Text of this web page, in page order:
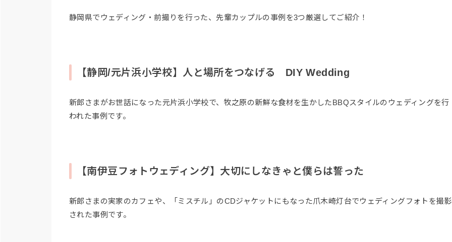
静岡県でウェディング・前撮りを行った、先輩カップルの事例を3つ厳選してご紹介！
【静岡/元片浜小学校】人と場所をつなげる DIY Wedding
新郎さまがお世話になった元片浜小学校で、牧之原の新鮮な食材を生かしたBBQスタイルのウェディングを行
われた事例です。
【南伊豆フォトウェディング】大切にしなきゃと僕らは誓った
新郎さまの実家のカフェや、「ミスチル」のCDジャケットにもなった爪木崎灯台でウェディングフォトを撮影
された事例です。